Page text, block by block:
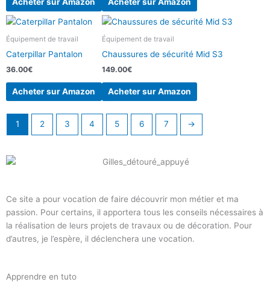
Équipement de travail
Caterpillar Pantalon
36.00€
Acheter sur Amazon
Équipement de travail
Chaussures de sécurité Mid S3
149.00€
Acheter sur Amazon
1 2 3 4 5 6 7 →
Ce site a pour vocation de faire découvrir mon métier et ma
passion. Pour certains, il apportera tous les conseils nécessaires à
la réalisation de leurs projets de travaux ou de décoration. Pour
d’autres, je l’espère, il déclenchera une vocation.
Apprendre en tuto